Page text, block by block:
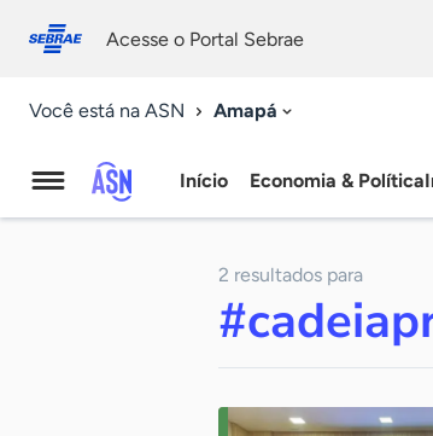
conosco
Acesse o Portal Sebrae
Você está na ASN Amapá
Agência
Notícias
Início Economia & Política
2 resultados para